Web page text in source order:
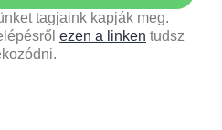
tagjaink kapják meg.
ezen a linken tudsz